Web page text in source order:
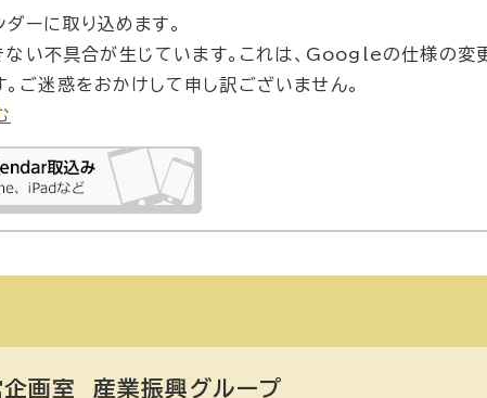
ーに取り込めます。
い不具合が生じています。これは、Googleの仕様の変
ご迷惑をおかけして申し訳ございません。
画室 産業振興グループ